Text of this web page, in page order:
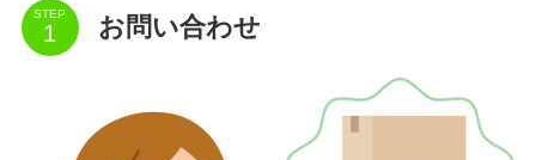
STEP お問い合わせ